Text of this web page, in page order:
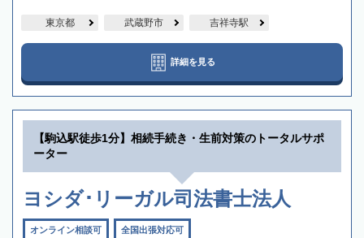
東京都 武蔵野市 吉祥寺駅
詳細を見る
【駒込駅徒歩1分】相続手続き・生前対策のトータルサポ
ーター
ヨシダ･リーガル司法書士法人
オンライン相談可 全国出張対応可